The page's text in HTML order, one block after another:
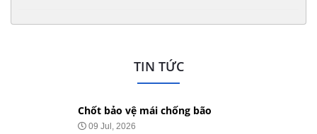
TIN TỨC
Chốt bảo vệ mái chống bão
09 Jul, 2026